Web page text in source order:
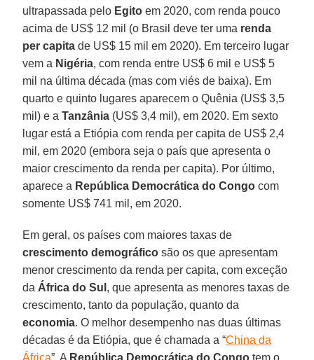
ultrapassada pelo Egito em 2020, com renda pouco
acima de US$ 12 mil (o Brasil deve ter uma renda
per capita de US$ 15 mil em 2020). Em terceiro lugar
vem a Nigéria, com renda entre US$ 6 mil e US$ 5
mil na última década (mas com viés de baixa). Em
quarto e quinto lugares aparecem o Quênia (US$ 3,5
mil) e aTanzânia (US$ 3,4 mil), em 2020. Em sexto
lugar está a Etiópia com renda per capita de US$ 2,4
mil, em 2020 (embora seja o país que apresenta o
maior crescimento da renda per capita). Por último,
aparece a República Democrática do Congo com
somente US$ 741 mil, em 2020.
Em geral, os países com maiores taxas de
crescimento demográfico são os que apresentam
menor crescimento da renda per capita, com exceção
da África do Sul , que apresenta as menores taxas de
crescimento, tanto da população, quanto da
economia. O melhor desempenho nas duas últimas
décadas é da Etiópia, que é chamada a “China da
África”. A República Democrática do Congo tem o